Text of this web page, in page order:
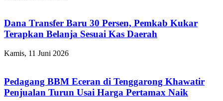
Dana Transfer Baru 30 Persen, Pemkab Kukar
Terapkan Belanja Sesuai Kas Daerah
Kamis, 11 Juni 2026
Pedagang BBM Eceran di Tenggarong Khawatir
Penjualan Turun Usai Harga Pertamax Naik